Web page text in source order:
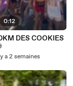
0:12
DES COOKIES
a 2 semaines